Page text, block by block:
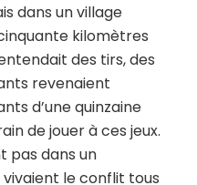
dans un village
kilomètres
des tirs, des
revenaient
d’une quinzaine
de jouer à ces jeux.
pas dans un
le conflit tous